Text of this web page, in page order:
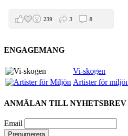
239 3 8
Den 5 juni blir det
Nimbus är Melvin
Ruben Granditsky
ENGAGEMANG
Vi-skogen
Artister för
ANMÄLAN TILL NYHETSBREV
Email